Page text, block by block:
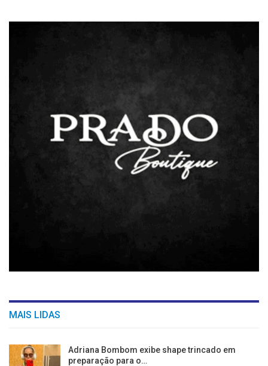
MAIS LIDAS
Adriana Bombom exibe shape trincado em
preparação para o…